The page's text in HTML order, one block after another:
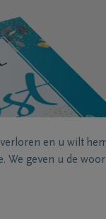
en u wilt
geven u de